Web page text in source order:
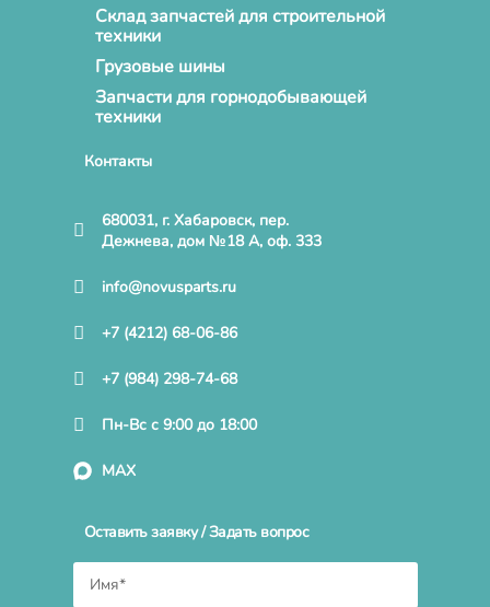
Склад запчастей для строительной
техники
Грузовые шины
Запчасти для горнодобывающей
техники
Контакты
680031, г. Хабаровск, пер.
Дежнева, дом №18 А, оф. 333
info@novusparts.ru
+7 (4212) 68-06-86
+7 (984) 298-74-68
Пн-Вс с 9:00 до 18:00
MAX
Оставить заявку / Задать вопрос